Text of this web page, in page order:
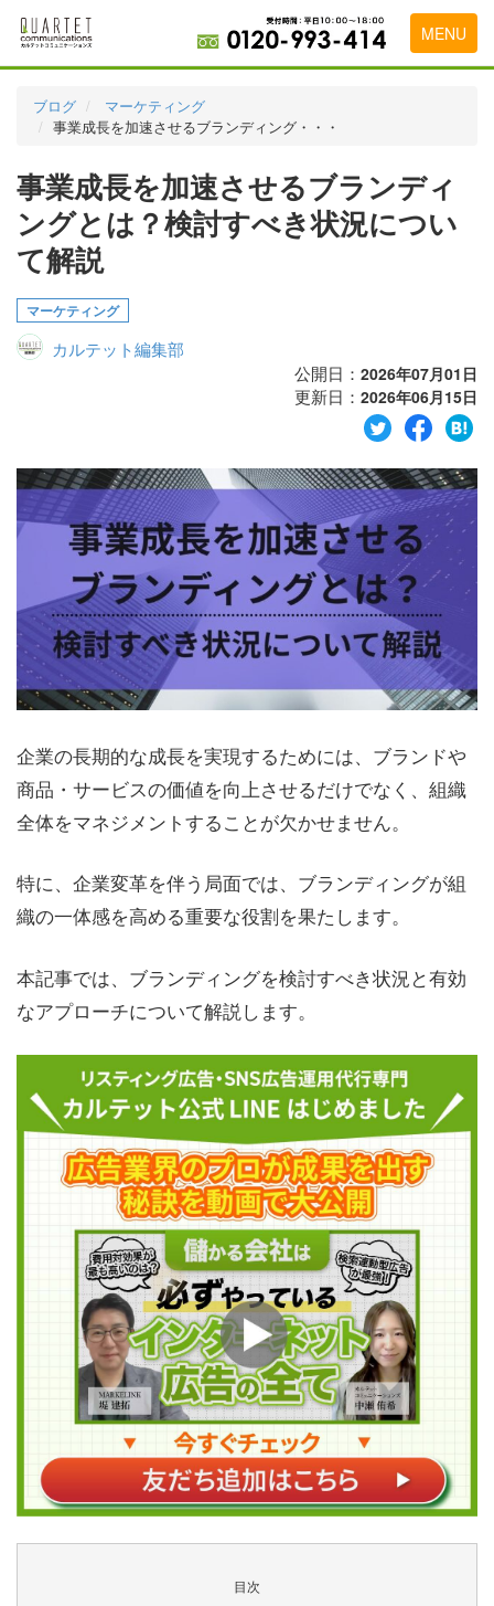
MENU
料金表
実績・お客様の声
初めて導入をお考えの方
代理店の乗り換えをお考えの方
広告代理店・HP制作会社様へ
お申し込みから運用開始までの流れ
ブログ
マーケティング
事業成長を加速させるブランディング・・・
事業成長を加速させるブランディ
ングとは？検討すべき状況につい
て解説
マーケティング
カルテット編集部
公開日： 2026年07月01日
更新日： 2026年06月15日
企業の長期的な成長を実現するためには、ブランドや
商品・サービスの価値を向上させるだけでなく、組織
全体をマネジメントすることが欠かせません。
特に、企業変革を伴う局面では、ブランディングが組
織の一体感を高める重要な役割を果たします。
本記事では、ブランディングを検討すべき状況と有効
なアプローチについて解説します。
目次